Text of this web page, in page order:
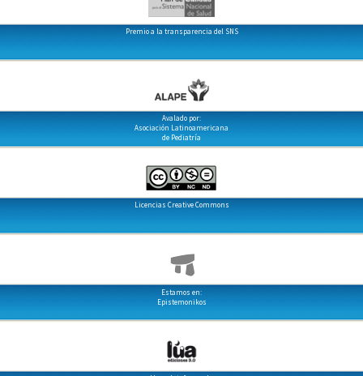
Premio a la transparencia del SNS
Avalado por:
Asociación Latinoamericana
de Pediatría
Licencias Creative Commons
Estamos en:
Epistemonikos